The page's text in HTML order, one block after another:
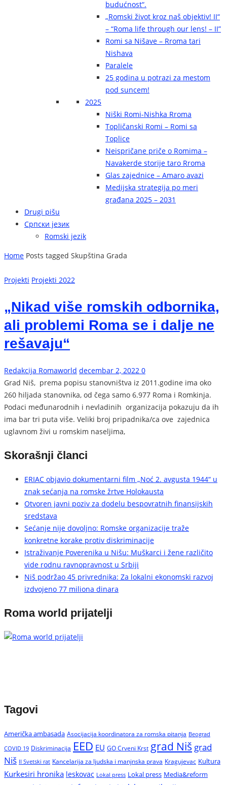
budućnost“.
„Romski život kroz naš objektiv! II“
– “Roma life through our lens! – II”
Romi sa Nišave – Rroma tari
Nishava
Paralele
25 godina u potrazi za mestom
pod suncem!
2025
Niški Romi-Nishka Rroma
Topličanski Romi – Romi sa
Toplice
Neispričane priče o Romima –
Navakerde storije taro Rroma
Glas zajednice – Amaro avazi
Medijska strategija po meri
građana 2025 – 2031
Drugi pišu
Српски језик
Romski jezik
Home Posts tagged Skupština Grada
Projekti Projekti 2022
„Nikad više romskih odbornika,
ali problemi Roma se i dalje ne
rešavaju“
Redakcija Romaworld decembar 2, 2022 0
Grad Niš, prema popisu stanovništva iz 2011.godine ima oko
260 hiljada stanovnika, od čega samo 6.977 Roma i Romkinja.
Podaci međunarodnih i nevladinih organizacija pokazuju da ih
ima bar tri puta više. Veliki broj pripadnika/ca ove zajednica
uglavnom živi u romskim naseljima,
Skorašnji članci
ERIAC objavio dokumentarni film „Noć 2. avgusta 1944“ u
znak sećanja na romske žrtve Holokausta
Otvoren javni poziv za dodelu bespovratnih finansijskih
sredstava
Sećanje nije dovoljno: Romske organizacije traže
konkretne korake protiv diskriminacije
Istraživanje Poverenika u Nišu: Muškarci i žene različito
vide rodnu ravnopravnost u Srbiji
Niš podržao 45 privrednika: Za lokalni ekonomski razvoj
izdvojeno 77 miliona dinara
Roma world prijatelji
Tagovi
Američka ambasada Asocijacija koordinatora za romska pitanja Beograd
COVID 19 Diskriminacija EED EU GO Crveni Krst grad Niš grad
Niš II Svetski rat Kancelarija za ljudska i manjnska prava Kragujevac Kultura
Kurkesiri hronika leskovac Lokal press Lokal press Media&reform